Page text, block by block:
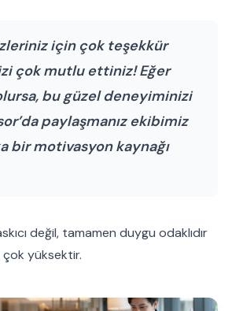
için çok teşekkür
çok mutlu ettiniz! Eğer
bu güzel deneyiminizi
paylaşmanız ekibimiz
bir motivasyon kaynağı
değil, tamamen duygu odaklıdır
çok yüksektir.